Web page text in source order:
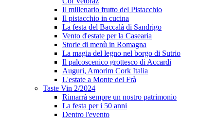
Il millenario frutto del Pistacchio
Il pistacchio in cucina
La festa del Baccalà di Sandrigo
Vento d'estate per la Casearia
Storie di menù in Romagna
La magia del legno nel borgo di Sutrio
Il palcoscenico grottesco di Accardi
Auguri, Amorim Cork Italia
L'estate a Monte del Frà
Taste Vin 2/2024
Rimarrà sempre un nostro patrimonio
La festa per i 50 anni
Dentro l'evento